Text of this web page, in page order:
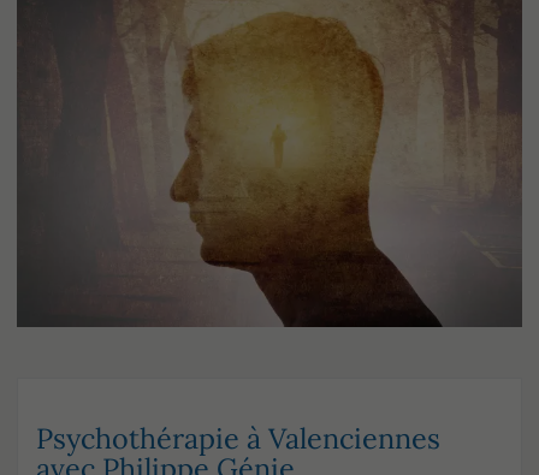
Psychothérapie à Valenciennes